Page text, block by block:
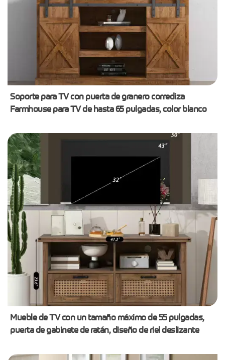
Soporte para TV con puerta de granero corrediza
Farmhouse para TV de hasta 65 pulgadas, color blanco
Mueble de TV con un tamaño máximo de 55 pulgadas,
puerta de gabinete de ratán, diseño de riel deslizante